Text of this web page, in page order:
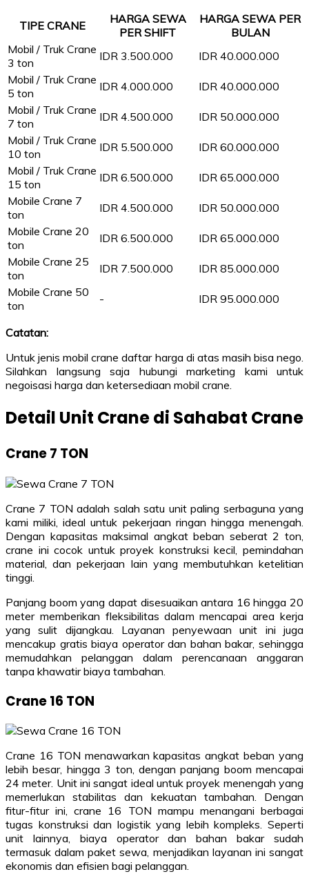
TIPE CRANE
HARGA SEWA
PER SHIFT
HARGA SEWA PER
BULAN
Mobil / Truk Crane
3 ton
IDR 3.500.000
IDR 40.000.000
Mobil / Truk Crane
5 ton
IDR 4.000.000
IDR 40.000.000
Mobil / Truk Crane
7 ton
IDR 4.500.000
IDR 50.000.000
Mobil / Truk Crane
10 ton
IDR 5.500.000
IDR 60.000.000
Mobil / Truk Crane
15 ton
IDR 6.500.000
IDR 65.000.000
Mobile Crane 7
ton
IDR 4.500.000
IDR 50.000.000
Mobile Crane 20
ton
IDR 6.500.000
IDR 65.000.000
Mobile Crane 25
ton
IDR 7.500.000
IDR 85.000.000
Mobile Crane 50
ton
- IDR 95.000.000
Catatan:
Untuk jenis mobil crane daftar harga di atas masih bisa nego.
Silahkan langsung saja hubungi marketing kami untuk
negoisasi harga dan ketersediaan mobil crane.
Detail Unit Crane di Sahabat Crane
Crane 7 TON
Crane 7 TON adalah salah satu unit paling serbaguna yang
kami miliki, ideal untuk pekerjaan ringan hingga menengah.
Dengan kapasitas maksimal angkat beban seberat 2 ton,
crane ini cocok untuk proyek konstruksi kecil, pemindahan
material, dan pekerjaan lain yang membutuhkan ketelitian
tinggi.
Panjang boom yang dapat disesuaikan antara 16 hingga 20
meter memberikan fleksibilitas dalam mencapai area kerja
yang sulit dijangkau. Layanan penyewaan unit ini juga
mencakup gratis biaya operator dan bahan bakar, sehingga
memudahkan pelanggan dalam perencanaan anggaran
tanpa khawatir biaya tambahan.
Crane 16 TON
Crane 16 TON menawarkan kapasitas angkat beban yang
lebih besar, hingga 3 ton, dengan panjang boom mencapai
24 meter. Unit ini sangat ideal untuk proyek menengah yang
memerlukan stabilitas dan kekuatan tambahan. Dengan
fitur-fitur ini, crane 16 TON mampu menangani berbagai
tugas konstruksi dan logistik yang lebih kompleks. Seperti
unit lainnya, biaya operator dan bahan bakar sudah
termasuk dalam paket sewa, menjadikan layanan ini sangat
ekonomis dan efisien bagi pelanggan.